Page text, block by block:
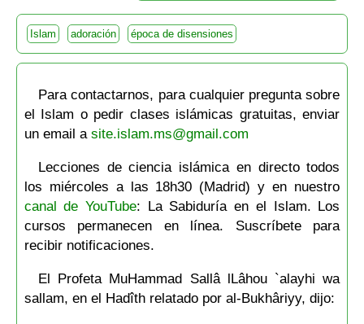
Islam adoración época de disensiones
Para contactarnos, para cualquier pregunta sobre
el Islam o pedir clases islámicas gratuitas, enviar
un email a site.islam.ms@gmail.com
Lecciones de ciencia islámica en directo todos
los miércoles a las 18h30 (Madrid) y en nuestro
canal de YouTube: La Sabiduría en el Islam. Los
cursos permanecen en línea. Suscríbete para
recibir notificaciones.
El Profeta MuHammad Sallâ lLâhou `alayhi wa
sallam, en el Hadîth relatado por al-Bukhâriyy, dijo: